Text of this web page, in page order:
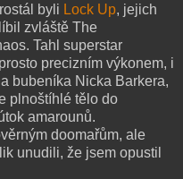
byli Lock Up, jejich
zvláště The
Tahl superstar
precizním výkonem, i
bubeníka Nicka Barkera,
plnoštíhlé tělo do
amarounů.
doomařům, ale
unudili, že jsem opustil